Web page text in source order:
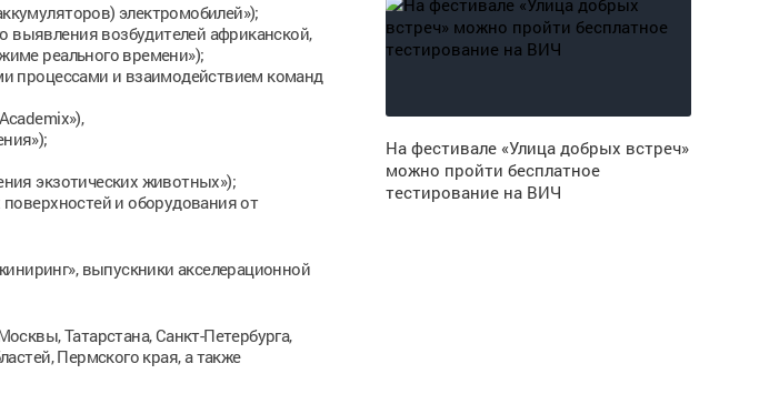
электромобилей»);
выявления возбудителей африканской,
реального времени»);
процессами и взаимодействием команд
экзотических животных»);
и оборудования от
выпускники акселерационной
Татарстана, Санкт-Петербурга,
Пермского края, а также
На фестивале «Улица добрых встреч»
можно пройти бесплатное
тестирование на ВИЧ